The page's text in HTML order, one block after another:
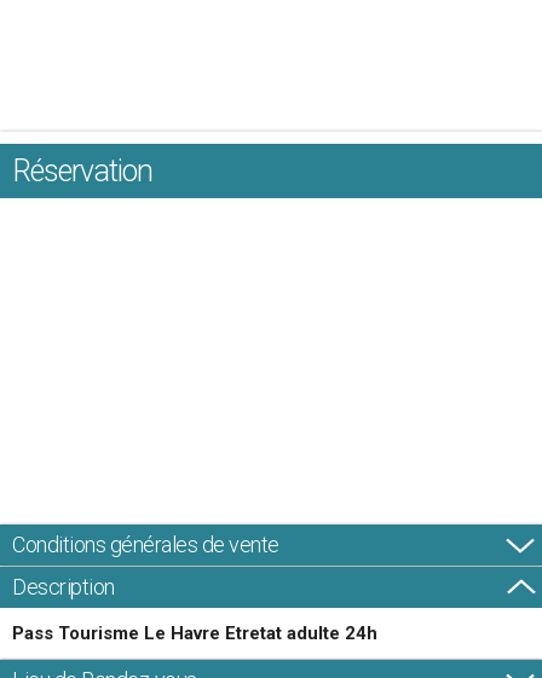
Réservation
Conditions générales de vente
Description
Pass Tourisme Le Havre Etretat adulte 24h